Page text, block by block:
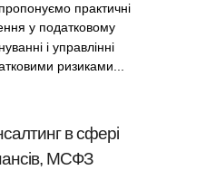
практичні
у податковому
і управлінні
ризиками...
в сфері
МСФЗ